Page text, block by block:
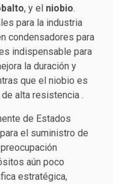
, y el niobio.
para la industria
condensadores para
indispensable para
la duración y
que el niobio es
alta resistencia .
de Estados
el suministro de
aún poco
estratégica,